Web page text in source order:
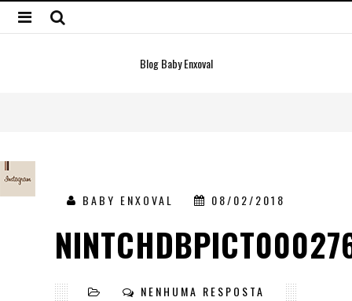
Blog Baby Enxoval
BABY ENXOVAL 08/02/2018
NENHUMA RESPOSTA